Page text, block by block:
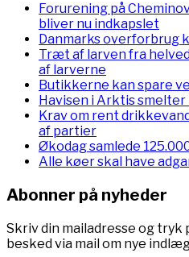
Forurening på
bliver nu indkapslet
Danmarks overforbrug
Træt af larven fra
af larverne
Butikkerne kan spare
Havisen i Arktis
Krav om rent
af partier
Økodag samlede
Alle køer skal have
Abonner på nyheder
Skriv din mailadresse og tryk
besked via mail om nye